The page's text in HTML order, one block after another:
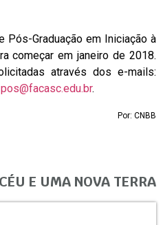
Pós-Graduação em Iniciação à
começar em janeiro de 2018.
através dos e-mails:
pos@facasc.edu.br.
Por: CNBB
E UMA NOVA TERRA